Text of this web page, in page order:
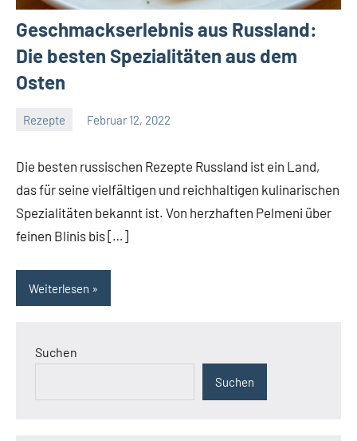
Geschmackserlebnis aus Russland:
Die besten Spezialitäten aus dem
Osten
Rezepte Februar 12, 2022
Seroga
Die besten russischen Rezepte Russland ist ein Land,
das für seine vielfältigen und reichhaltigen kulinarischen
Spezialitäten bekannt ist. Von herzhaften Pelmeni über
feinen Blinis bis […]
Weiterlesen
Suchen
Suchen